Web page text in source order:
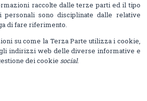
raccolte dalle terze parti ed il tipo
personali sono disciplinate dalle relative
di fare riferimento.
su come la Terza Parte utilizza i cookie,
indirizzi web delle diverse informative e
dei cookie social.